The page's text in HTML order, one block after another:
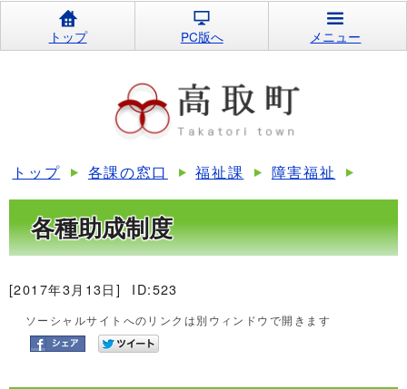
トップ PC版へ メニュー
トップ 各課の窓口 福祉課 障害福祉
各種助成制度
[2017年3月13日] ID:523
ソーシャルサイトへのリンクは別ウィンドウで開きます